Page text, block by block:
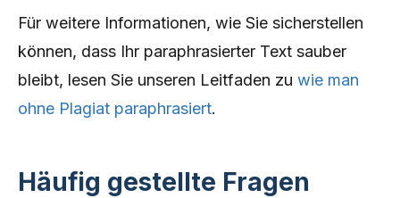
Für weitere Informationen, wie Sie sicherstellen
können, dass Ihr paraphrasierter Text sauber
bleibt, lesen Sie unseren Leitfaden zu wie man
ohne Plagiat paraphrasiert.
Häufig gestellte Fragen